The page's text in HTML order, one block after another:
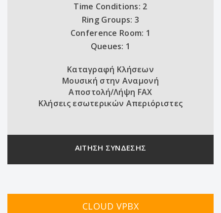
Time Conditions: 2
Ring Groups: 3
Conference Room: 1
Queues: 1
Καταγραφή Κλήσεων
Μουσική στην Αναμονή
Αποστολή/Λήψη FAX
Κλήσεις εσωτερικών Απεριόριστες
ΑΙΤΗΣΗ ΣΥΝΔΕΣΗΣ
CLOUD VPBX